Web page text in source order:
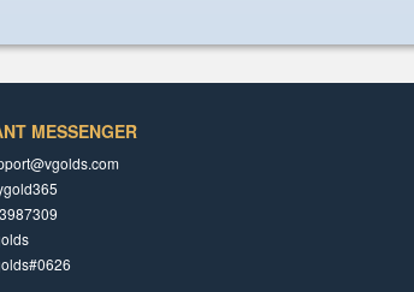
MESSENGER